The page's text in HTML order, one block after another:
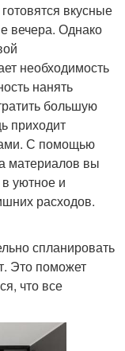
вкусные
вечера. Однако
необходимость
нанять
большую
приходит
С помощью
материалов вы
уютное и
расходов.
спланировать
Это поможет
что все